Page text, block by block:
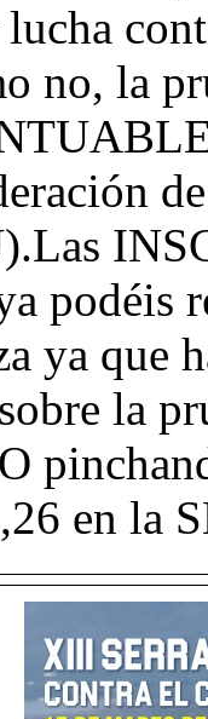
no, la
podéis
ya que
la
,26 en